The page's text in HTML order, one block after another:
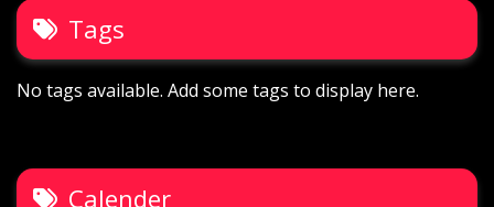
Tags
No tags available. Add some tags to display here.
Calender